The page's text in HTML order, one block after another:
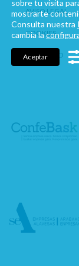
AVISO LEGAL
COOKIES
CONTACTO
sobre tu visita
mostrarte
Consulta nuestra
cambia la
Aceptar